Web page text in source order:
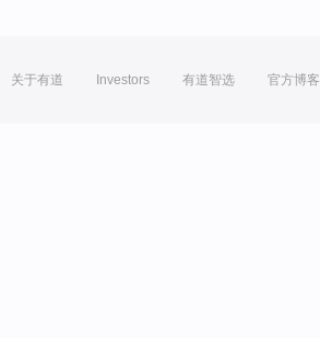
关于有道 Investors 有道智选 官方博客